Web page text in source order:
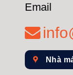
Email
Nhà